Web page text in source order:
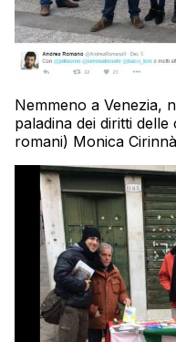
Nemmeno a Venezia,
paladina dei diritti
romani) Monica Cirinnà